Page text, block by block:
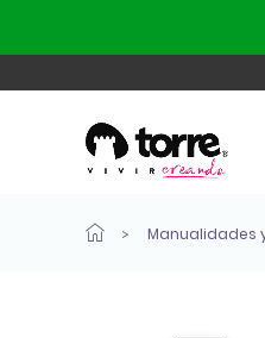
Manualidades